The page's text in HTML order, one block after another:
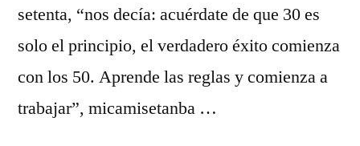
setenta, “nos decía: acuérdate de que 30 es
solo el principio, el verdadero éxito comienza
con los 50. Aprende las reglas y comienza a
trabajar”, micamisetanba …